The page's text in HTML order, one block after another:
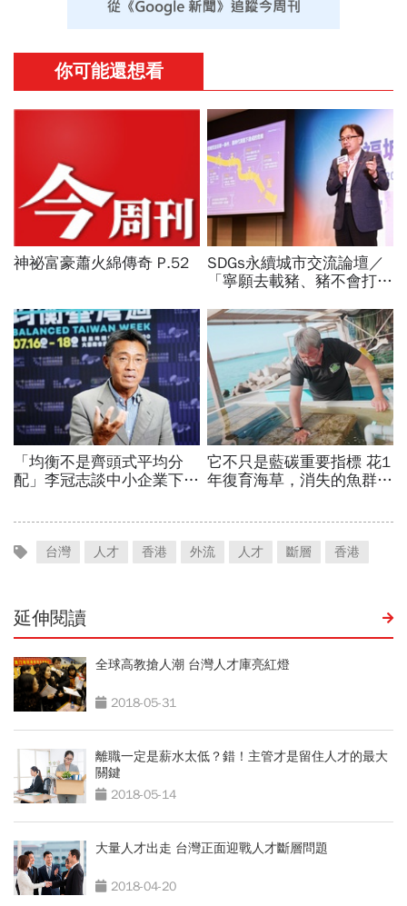
台灣 人才 香港 外流 人才 斷層 香港
延伸閱讀
全球高教搶人潮 台灣人才庫亮紅燈
2018-05-31
離職一定是薪水太低？錯！主管才是留住人才的最大
關鍵
2018-05-14
大量人才出走 台灣正面迎戰人才斷層問題
2018-04-20